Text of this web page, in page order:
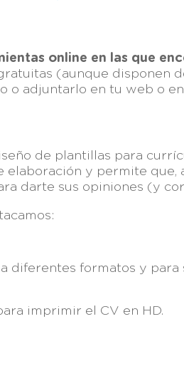
online en las que
(aunque disponen
o adjuntarlo en tu web o
de plantillas para
elaboración y permite que,
darte sus opiniones (y
diferentes formatos y
imprimir el CV en HD.